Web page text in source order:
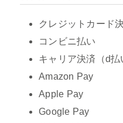
クレジットカード
コンビニ払い
キャリア決済（d払
Amazon Pay
Apple Pay
Google Pay